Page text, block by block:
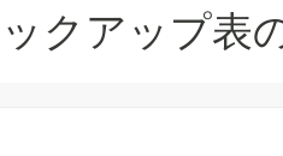
クアップ表